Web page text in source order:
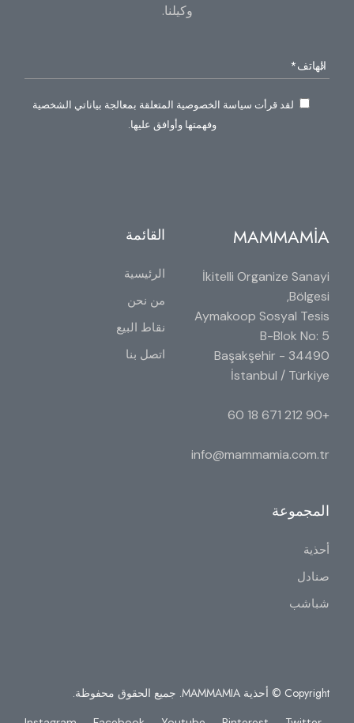
وكيلنا.
لقد قرأت سياسة الخصوصية المتعلقة بمعالجة بياناتي الشخصية
وفهمتها وأوافق عليها.
MAMMAMİA
İkitelli Organize Sanayi
Bölgesi,
Aymakoop Sosyal Tesis
B-Blok No: 5
34490 Başakşehir -
İstanbul / Türkiye
+90 212 671 18 60
info@mammamia.com.tr
القائمة
الرئيسية
من نحن
نقاط البيع
اتصل بنا
المجموعة
أحذية
صنادل
شباشب
Copyright © أحذية MAMMAMIA. جميع الحقوق محفوظة.